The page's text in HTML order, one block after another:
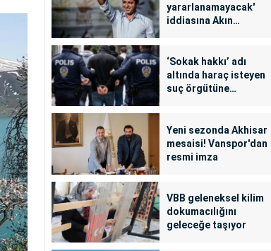
yararlanamayacak'
iddiasına Akın
‘Sokak hakkı’ adı
altında haraç isteyen
suç örgütüne
Yeni sezonda Akhisar
mesaisi! Vanspor'dan
resmi imza
VBB geleneksel kilim
dokumacılığını
geleceğe taşıyor